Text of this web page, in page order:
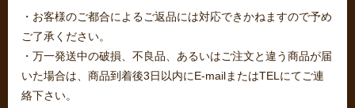
・お客様のご都合によるご返品には対応できかねますので予め
ご了承ください。
・万一発送中の破損、不良品、あるいはご注文と違う商品が届
いた場合は、商品到着後3日以内にE-mailまたはTELにてご連
絡下さい。